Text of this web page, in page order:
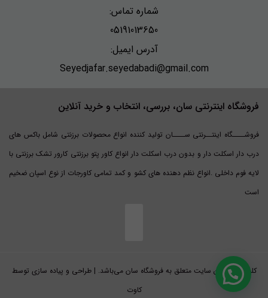
شماره تماس:
05191013650
آدرس ایمیل:
Seyedjafar.seyedabadi@gmail.com
فروشگاه اینترنتی سان، بررسی، انتخاب و خرید آنلاین
فروشــــگاه اینتــرنتی ســــان تولید کننده انواع محصولات برزنتی شامل باکس های
درب دار اسکلت دار و بدون درب اسکلت دار انواع کاور پتو برزنتی کارور تشک برزنتی با
لایه فوم داخلی .انواع نظم دهنده های کشو و کمد تمامی کاورجات از نوع اسپان ضخیم
است
کلیه حقوق این سایت متعلق به فروشگاه سان می‌باشد. | طراحی و پیاده سازی توسط
کاوت